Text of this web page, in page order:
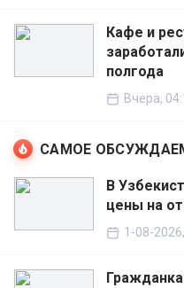
Кафе и
полгода
Вчера,
САМОЕ
В
цены на
1-08-